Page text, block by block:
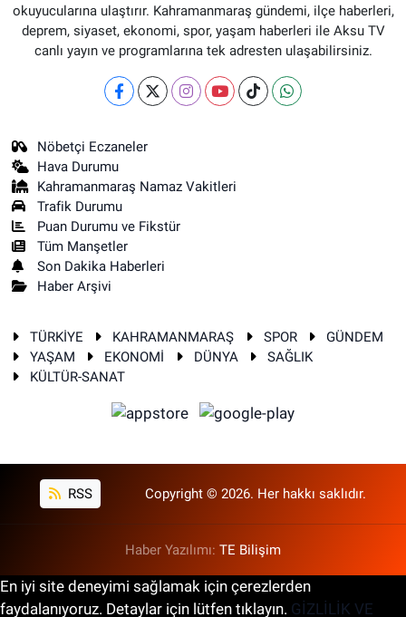
okuyucularına ulaştırır. Kahramanmaraş gündemi, ilçe haberleri,
deprem, siyaset, ekonomi, spor, yaşam haberleri ile Aksu TV
canlı yayın ve programlarına tek adresten ulaşabilirsiniz.
Nöbetçi Eczaneler
Hava Durumu
Kahramanmaraş Namaz Vakitleri
Trafik Durumu
Puan Durumu ve Fikstür
Tüm Manşetler
Son Dakika Haberleri
Haber Arşivi
TÜRKİYE KAHRAMANMARAŞ SPOR
GÜNDEM
YAŞAM
EKONOMİ DÜNYA
SAĞLIK
KÜLTÜR-SANAT
RSS Copyright © 2026. Her hakkı saklıdır.
Haber Yazılımı: TE Bilişim
En iyi site deneyimi sağlamak için çerezlerden
faydalanıyoruz. Detaylar için lütfen tıklayın. GİZLİLİK VE